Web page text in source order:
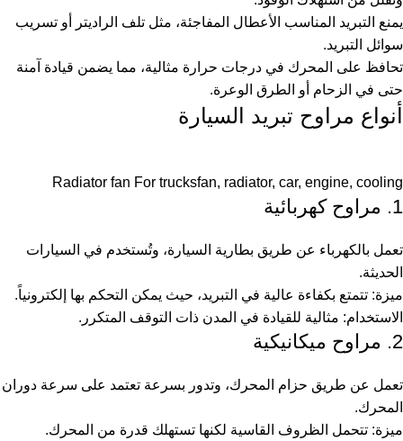
يمنع التبريد المناسب الأعطال المفاجئة، مثل تلف الراديتر أو تسريب
سوائل التبريد.
تحافظ على المحرك في درجات حرارة مثالية، مما يضمن قيادة آمنة
حتى في الزحام أو الطرق الوعرة.
أنواع مراوح تبريد السيارة
Radiator fan For trucksfan, radiator, car, engine, cooling
1. مراوح كهربائية
تعمل بالكهرباء عن طريق بطارية السيارة، وتُستخدم في السيارات
الحديثة.
ميزة: تتمتع بكفاءة عالية في التبريد، حيث يمكن التحكم بها إلكترونياً.
الاستخدام: مثالية للقيادة في المدن ذات التوقف المتكرر.
2. مراوح ميكانيكية
تعمل عن طريق حزام المحرك، وتدور بسرعة تعتمد على سرعة دوران
المحرك.
ميزة: تتحمل الظروف القاسية لكنها تستهلك قدرة من المحرك.